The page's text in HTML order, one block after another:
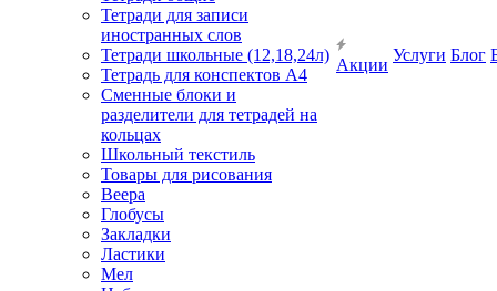
Тетради для записи
иностранных слов
Тетради школьные (12,18,24л)
Тетрадь для конспектов А4
Сменные блоки и
разделители для тетрадей на
кольцах
Школьный текстиль
Товары для рисования
Веера
Глобусы
Закладки
Ластики
Мел
Акции
Услуги Блог